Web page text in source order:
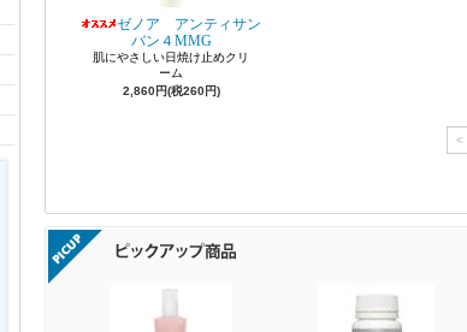
ゼノア アンティサン
バン４MMG
肌にやさしい日焼け止めクリ
ーム
2,860円(税260円)
<